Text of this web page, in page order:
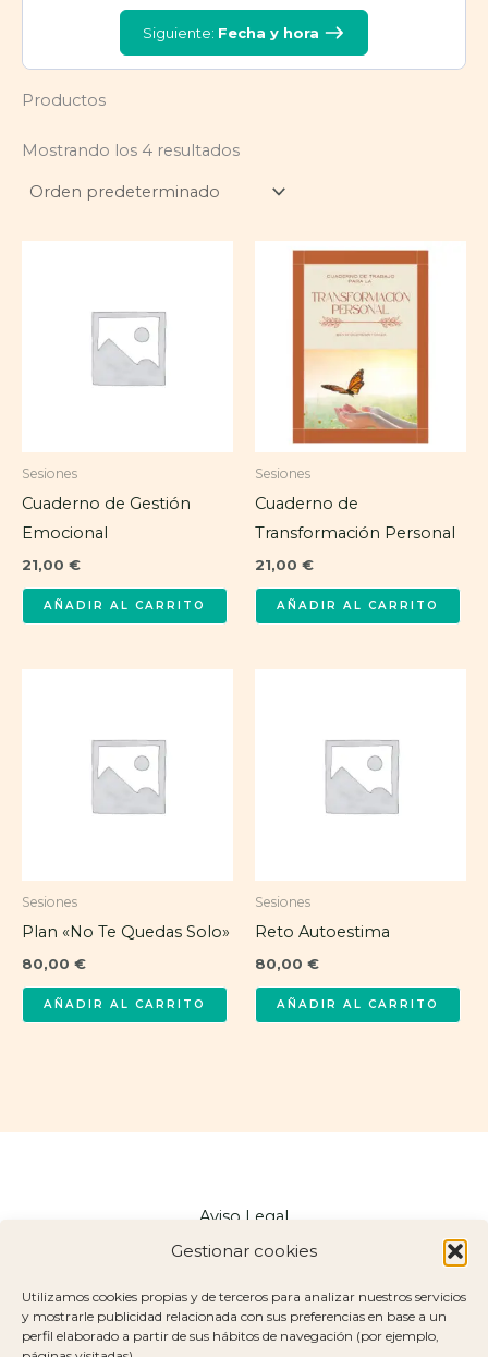
Gestionar cookies
Utilizamos cookies propias y de terceros para analizar nuestros servicios
y mostrarle publicidad relacionada con sus preferencias en base a un
perfil elaborado a partir de sus hábitos de navegación (por ejemplo,
Siguiente: Fecha y hora
Productos
Mostrando los 4 resultados
Sesiones
Cuaderno de Gestión
Emocional
21,00 €
AÑADIR AL CARRITO
Sesiones
Cuaderno de
Transformación Personal
21,00 €
AÑADIR AL CARRITO
Sesiones
Plan «No Te Quedas Solo»
80,00 €
AÑADIR AL CARRITO
Sesiones
Reto Autoestima
80,00 €
AÑADIR AL CARRITO
Aviso Legal
Política de Privacidad
Mapa del Sitio
Declaración de Accesibilidad